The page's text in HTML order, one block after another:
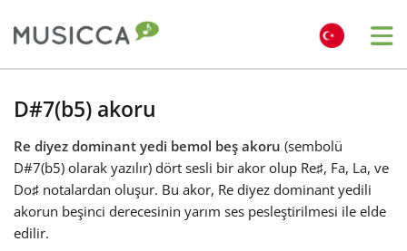
Български
Dansk
D#7(b5) akoru
Re diyez dominant yedi bemol beş akoru (sembolü
D#7(b5) olarak yazılır) dört sesli bir akor olup Re♯, Fa, La, ve
Do♯ notalardan oluşur. Bu akor, Re diyez dominant yedili
akorun beşinci derecesinin yarım ses pesleştirilmesi ile elde
edilir.